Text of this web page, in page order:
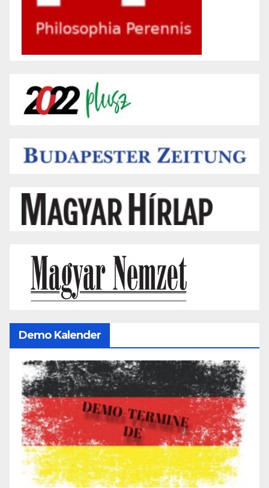
Demo Kalender